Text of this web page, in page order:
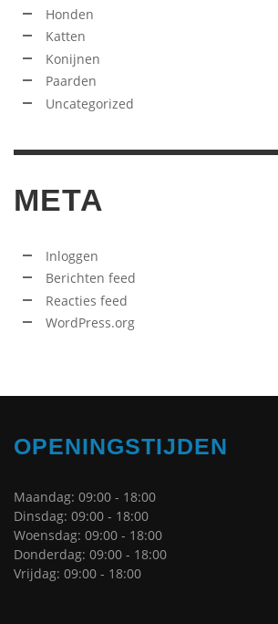
Honden
Katten
Konijnen
Paarden
Uncategorized
META
Inloggen
Berichten feed
Reacties feed
WordPress.org
OPENINGSTIJDEN
Maandag: 09:00 - 18:00
Dinsdag: 09:00 - 18:00
Woensdag: 09:00 - 18:00
Donderdag: 09:00 - 18:00
Vrijdag: 09:00 - 18:00